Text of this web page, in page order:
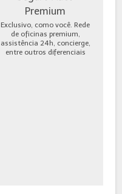
Premium
Exclusivo, como você. Rede
de oficinas premium,
assistência 24h, concierge,
entre outros diferenciais